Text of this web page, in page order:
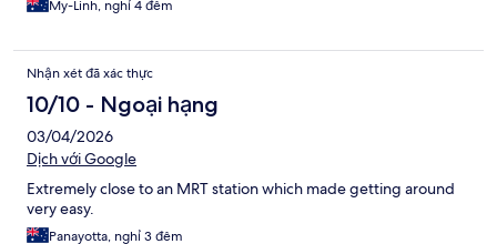
My-Linh, nghỉ 4 đêm
Nhận xét đã xác thực
10/10 - Ngoại hạng
03/04/2026
Dịch với Google
Extremely close to an MRT station which made getting around
very easy.
Panayotta, nghỉ 3 đêm